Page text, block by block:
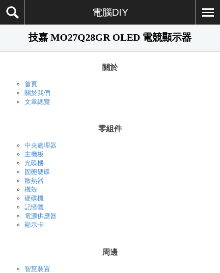
電腦DIY
技嘉 MO27Q28GR OLED 電競顯示器
關於
首頁
關於我們
文章總覽
零組件
中央處理器
主機板
光碟機
固態硬碟
散熱器
機殼
硬碟機
記憶體
電源供應器
顯示卡
周邊
智慧裝置